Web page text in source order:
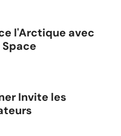
l'Arctique avec
Invite les